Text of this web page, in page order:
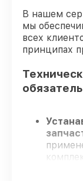
В нашем
мы
всех
принципах